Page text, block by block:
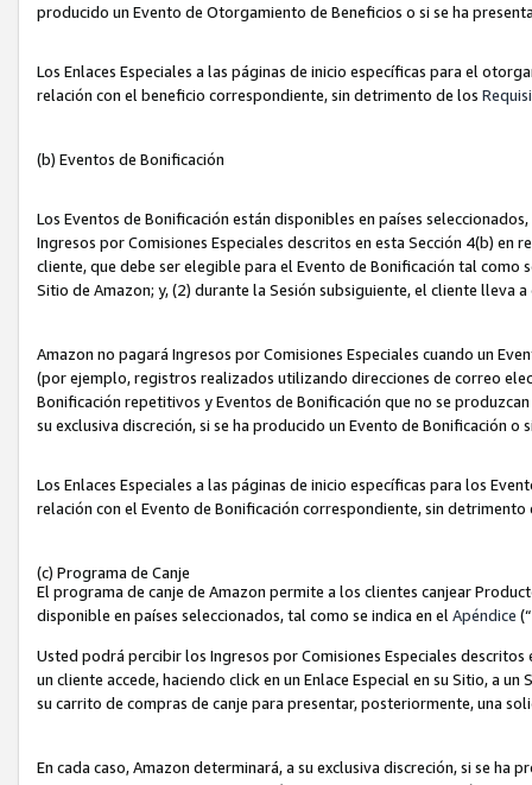
producido un Evento de Otorgamiento de Beneficios o si se ha
Los Enlaces Especiales a las páginas de inicio específicas para el
relación con el beneficio correspondiente, sin detrimento de los
(b) Eventos de Bonificación
Los Eventos de Bonificación están disponibles en países
Ingresos por Comisiones Especiales descritos en esta Sección 4(b) en
cliente, que debe ser elegible para el Evento de Bonificación tal como
Sitio de Amazon; y, (2) durante la Sesión subsiguiente, el cliente lleva
Amazon no pagará Ingresos por Comisiones Especiales cuando un
(por ejemplo, registros realizados utilizando direcciones de correo
Bonificación repetitivos y Eventos de Bonificación que no se
su exclusiva discreción, si se ha producido un Evento de Bonificación
Los Enlaces Especiales a las páginas de inicio específicas para los
relación con el Evento de Bonificación correspondiente, sin
(c) Programa de Canje
El programa de canje de Amazon permite a los clientes canjear
disponible en países seleccionados, tal como se indica en el Apéndice
Usted podrá percibir los Ingresos por Comisiones Especiales
un cliente accede, haciendo click en un Enlace Especial en su Sitio, a
su carrito de compras de canje para presentar, posteriormente, una
En cada caso, Amazon determinará, a su exclusiva discreción, si se